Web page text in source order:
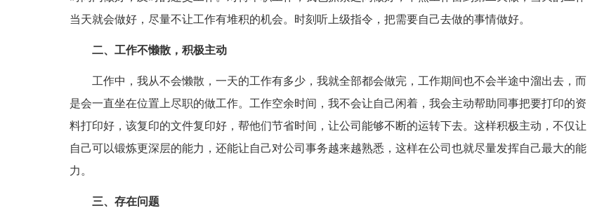
当天就会做好，尽量不让工作有堆积的机会。时刻听上级指令，把需要自己去做的事情做好。
二、工作不懒散，积极主动
工作中，我从不会懒散，一天的工作有多少，我就全部都会做完，工作期间也不会半途中溜出去，而
是会一直坐在位置上尽职的做工作。工作空余时间，我不会让自己闲着，我会主动帮助同事把要打印的资
料打印好，该复印的文件复印好，帮他们节省时间，让公司能够不断的运转下去。这样积极主动，不仅让
自己可以锻炼更深层的能力，还能让自己对公司事务越来越熟悉，这样在公司也就尽量发挥自己最大的能
力。
三、存在问题